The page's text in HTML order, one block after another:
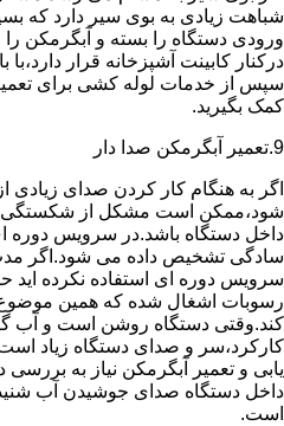
شباهت زیادی به بوی سیر دارد که
ورودی دستگاه را بسته و آبگرمکن
درکنار کابینت آشپزخانه قرار دارد،با
سپس از خدمات لوله کشی برای
کمک بگیرید.
9.تعمیر آبگرمکن صدا دار
اگر به هنگام کار کردن صدای زیادی
شود،ممکن است مشکل از شکستگی
داخل دستگاه باشد.در سرویس دوره
سادگی تشخیص داده می شود.اگر
سرویس دوره ای استفاده نکرده اید
رسوبات اشغال شده که همین موضوع
کند.وقتی دستگاه روشن است و آب
کارکرد،سر و صدای دستگاه زیاد
یابی و تعمیر آبگرمکن نیاز به
داخل دستگاه صدای جوشیدن آب
است.